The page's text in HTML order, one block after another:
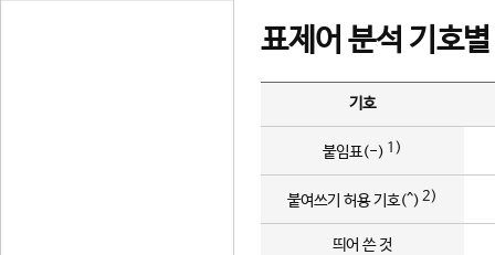
표제어 분석 기호
기호
붙임표(-) 1)
붙여쓰기 허용 기호(^) 2)
띄어 쓴 것